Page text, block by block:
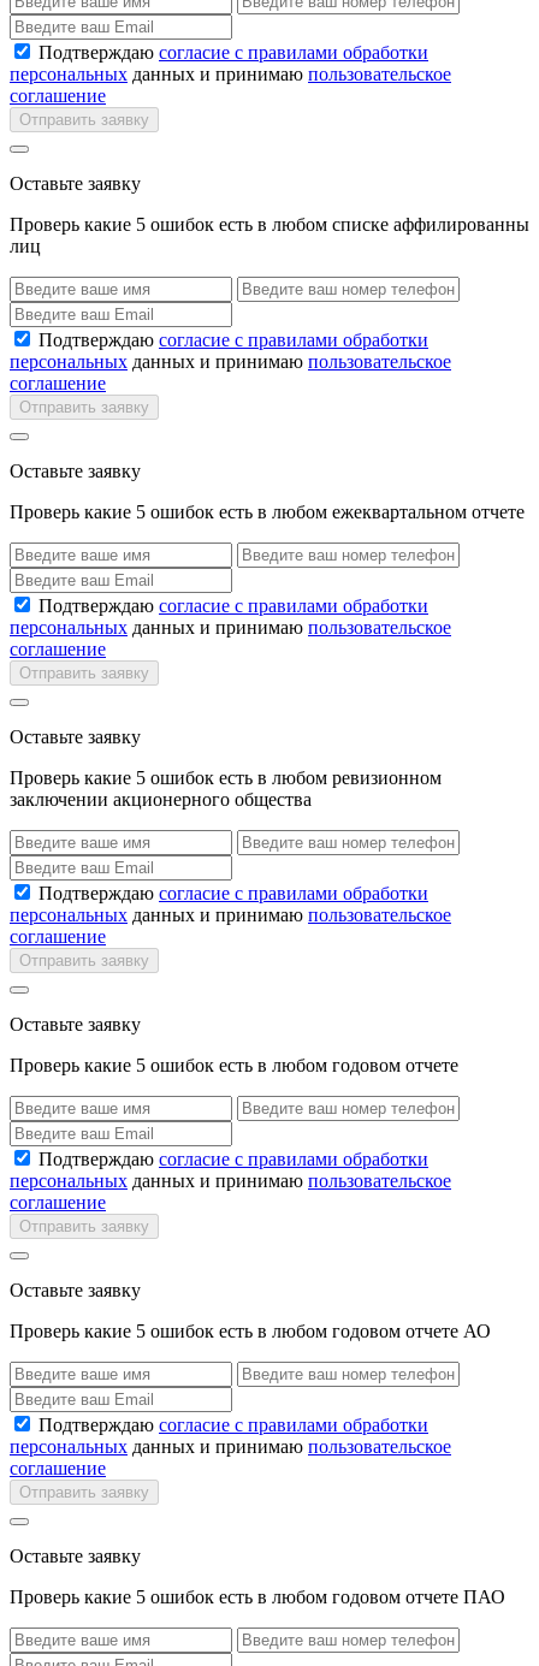
Подтверждаю согласие с правилами обработки
персональных данных и принимаю пользовательское
соглашение
Отправить заявку
Оставьте заявку
Проверь какие 5 ошибок есть в любом списке аффилированны
лиц
Подтверждаю согласие с правилами обработки
персональных данных и принимаю пользовательское
соглашение
Отправить заявку
Оставьте заявку
Проверь какие 5 ошибок есть в любом ежеквартальном отчете
Подтверждаю согласие с правилами обработки
персональных данных и принимаю пользовательское
соглашение
Отправить заявку
Оставьте заявку
Проверь какие 5 ошибок есть в любом ревизионном
заключении акционерного общества
Подтверждаю согласие с правилами обработки
персональных данных и принимаю пользовательское
соглашение
Отправить заявку
Оставьте заявку
Проверь какие 5 ошибок есть в любом годовом отчете
Подтверждаю согласие с правилами обработки
персональных данных и принимаю пользовательское
соглашение
Отправить заявку
Оставьте заявку
Проверь какие 5 ошибок есть в любом годовом отчете АО
Подтверждаю согласие с правилами обработки
персональных данных и принимаю пользовательское
соглашение
Отправить заявку
Оставьте заявку
Проверь какие 5 ошибок есть в любом годовом отчете ПАО